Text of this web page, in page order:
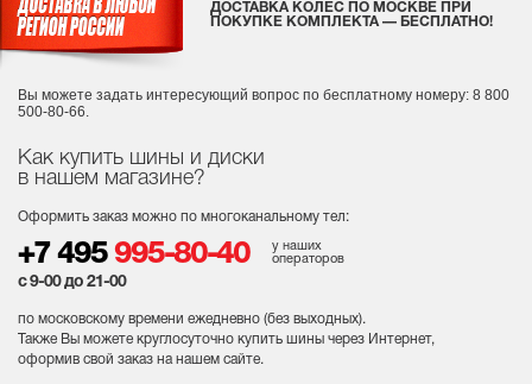
Как купить шины и диски
в нашем магазине?
Оформить заказ можно по многоканальному тел:
+7 495 995-80-40
у наших
операторов
с 9-00 до 21-00
по московскому времени ежедневно (без выходных).
Также Вы можете круглосуточно купить шины через Интернет,
оформив свой заказ на нашем сайте.
ДОСТАВКА КОЛЕС ПО МОСКВЕ ПРИ
ПОКУПКЕ КОМПЛЕКТА — БЕСПЛАТНО!
Вы можете задать интересующий вопрос по бесплатному номеру: 8 800
500-80-66.